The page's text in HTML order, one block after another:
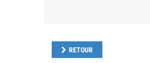
RETOUR